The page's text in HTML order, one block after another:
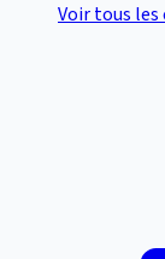
Voir tous les